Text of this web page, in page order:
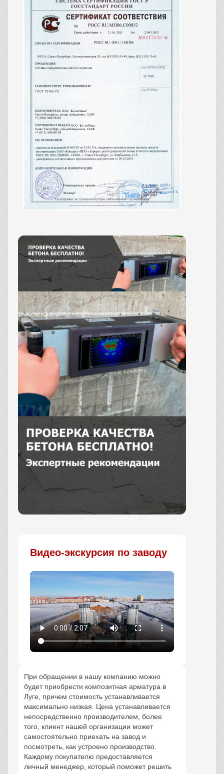
Видео-экскурсия по заводу
При обращении в нашу компанию можно
будет приобрести композитная арматура в
Луге, причем стоимость устанавливается
максимально низкая. Цена устанавливается
непосредственно производителем, более
того, клиент нашей организации может
самостоятельно приехать на завод и
посмотреть, как устроено производство.
Каждому покупателю предоставляется
личный менеджер, который поможет решить